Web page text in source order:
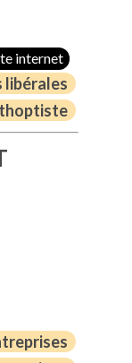
internet
libérales